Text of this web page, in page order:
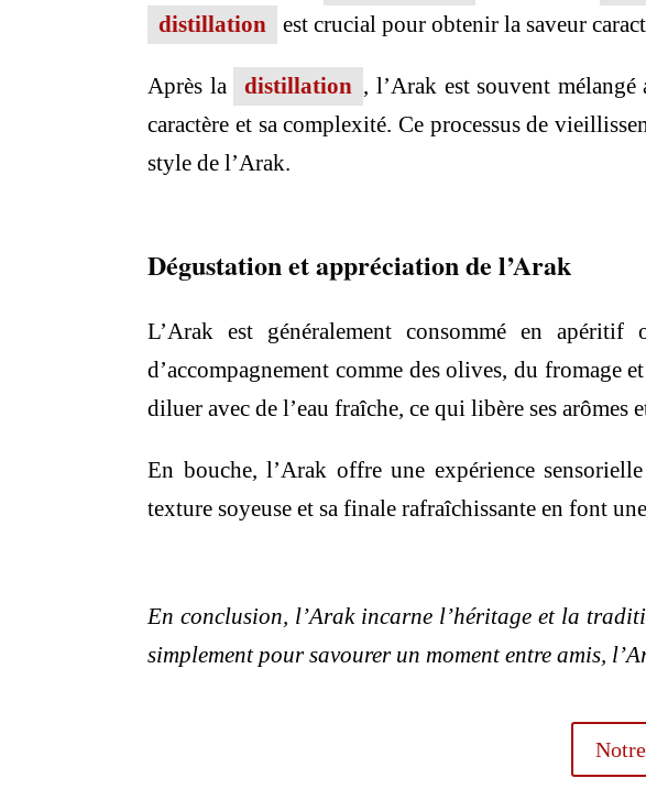
distillation
est crucial pour obtenir la saveur
Après la distillation , l’Arak est souvent
caractère et sa complexité. Ce processus de
style de l’Arak.
Dégustation et appréciation de l’Arak
L’Arak est généralement consommé en
d’accompagnement comme des olives, du fromage
diluer avec de l’eau fraîche, ce qui libère ses arômes
En bouche, l’Arak offre une expérience
texture soyeuse et sa finale rafraîchissante en font
En conclusion, l’Arak incarne l’héritage et la
simplement pour savourer un moment entre amis,